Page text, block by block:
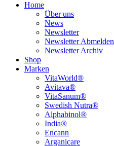
Home
Über uns
News
Newsletter
Newsletter Abmelden
Newsletter Archiv
Shop
Marken
VitaWorld®
Avitava®
VitaSanum®
Swedish Nutra®
Alphabinol®
India®
Encann
Arganicare